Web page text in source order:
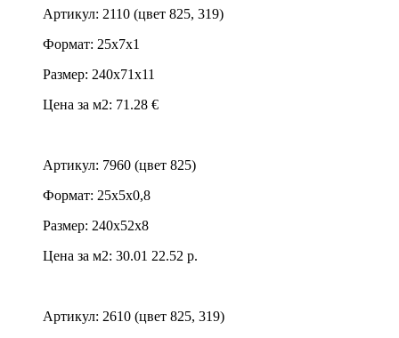
Артикул: 2110 (цвет 825, 319)
Формат: 25х7х1
Размер: 240х71х11
Цена за м2: 71.28 €
Артикул: 7960 (цвет 825)
Формат: 25х5х0,8
Размер: 240х52х8
Цена за м2: 30.01 22.52 р.
Артикул: 2610 (цвет 825, 319)